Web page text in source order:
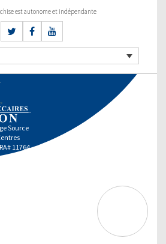
est autonome et indépendante
Source
11764